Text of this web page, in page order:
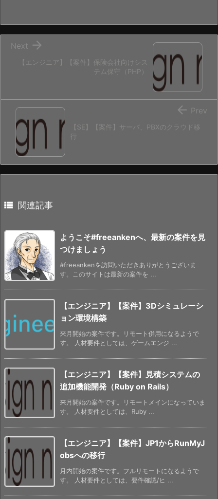
【エンジニア】【案件】保険会社向けシス
テム保守（PHP）

Next
【SE】【案件】サーバ、PBXのクラウド移
行
 Prev
 関連記事
ようこそ#freeankenへ、最新の案件を見
つけましょう
#freeankenを訪問いただきありがとうございま
す。このサイトは最新の案件を ...
【エンジニア】【案件】3Dシミュレーシ
ョン環境構築
来月開始の案件です。リモート併用になるようで
す。 人材要件としては、ゲームエンジ ...
【エンジニア】【案件】見積システムの
追加機能開発（Ruby on Rails）
来月開始の案件です。リモートメインになっていま
す。 人材要件としては、Ruby ...
【エンジニア】【案件】JP1からRunMyJ
obsへの移行
月内開始の案件です。フルリモートになるようで
す。 人材要件としては、要件確認/ヒ ...